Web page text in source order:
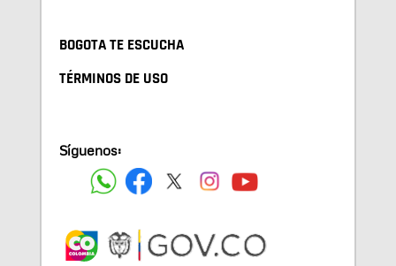
BOGOTA TE ESCUCHA
TÉRMINOS DE USO
Síguenos: